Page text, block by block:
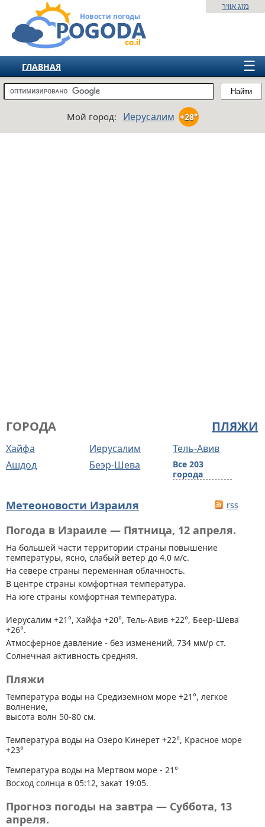
Новости погоды
Найти
מזג אוויר
☰
ГЛАВНАЯ
ИЗРАИЛЬ
ЕВРОПА
Мой город: Иерусалим +28°
ПЛЯЖИ
ГОРОДА
Хайфа Иерусалим
Тель-Авив
Ашдод
Беэр-Шева
Все 203
города
Метеоновости Израиля rss
Погода в Израиле — Пятница, 12 апреля.
На большей части территории страны повышение
температуры, ясно, слабый ветер до 4.0 м/с.
На севере страны переменная облачность.
В центре страны комфортная температура.
На юге страны комфортная температура.
Иерусалим +21°, Хайфа +20°, Тель-Авив +22°, Беер-Шева
+26°.
Атмосферное давление - без изменений, 734 мм/р ст.
Солнечная активность средняя.
Пляжи
Температура воды на Средиземном море +21°, легкое
волнение,
высота волн 50-80 см.
Температура воды на Озеро Кинерет +22°, Красное море
+23°
Температура воды на Мертвом море - 21°
Восход солнца в 05:12, закат 19:05.
Прогноз погоды на завтра — Суббота, 13
апреля.